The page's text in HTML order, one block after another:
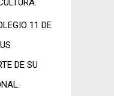
11 DE
DE SU